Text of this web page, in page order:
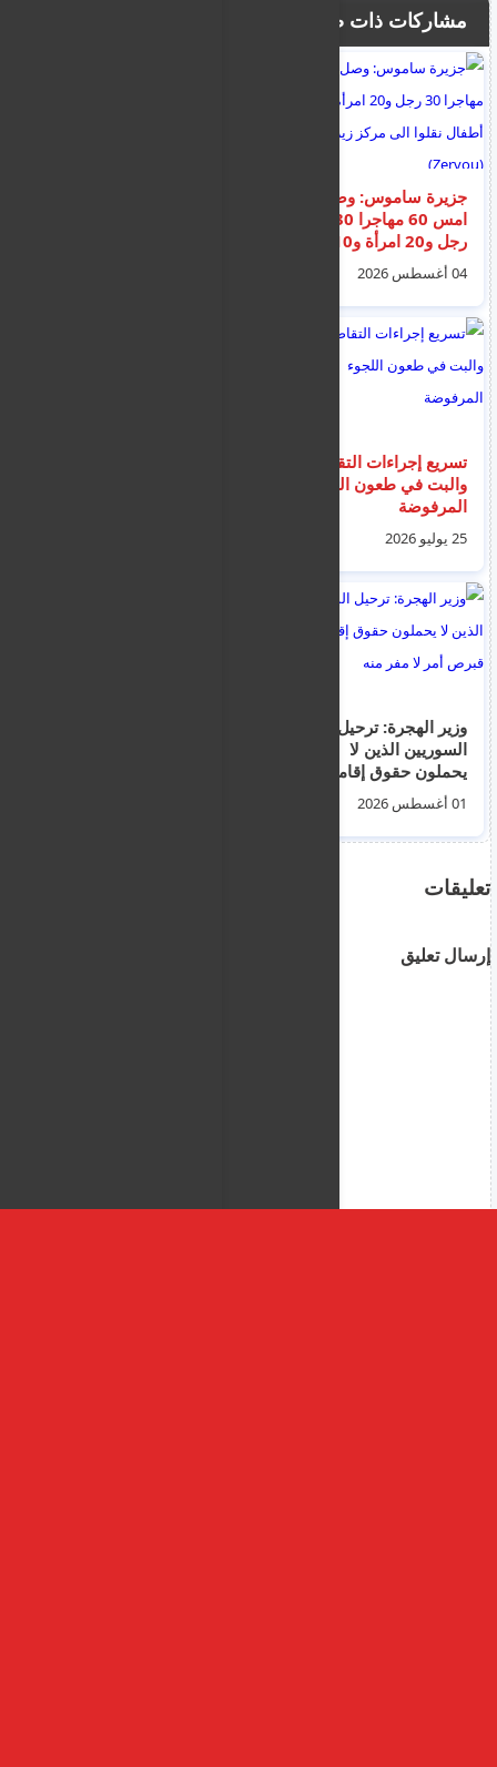
مشاركات ذات صلة
جزيرة ساموس: وصل
امس 60 مهاجرا 30
رجل و20 امرأة و10
أطفال نقلوا الى مركز
زيرفو (Zervou)
04 أغسطس 2026
تسريع إجراءات التقاضي
والبت في طعون اللجوء
المرفوضة
25 يوليو 2026
وزير الهجرة: ترحيل
السوريين الذين لا
يحملون حقوق إقامة في
قبرص أمر لا مفر منه01 أغسطس 2026
تعليقات
إرسال تعليق